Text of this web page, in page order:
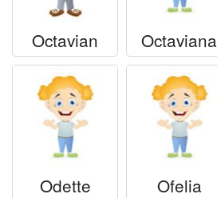
Octavian Octaviana
Odette Ofelia